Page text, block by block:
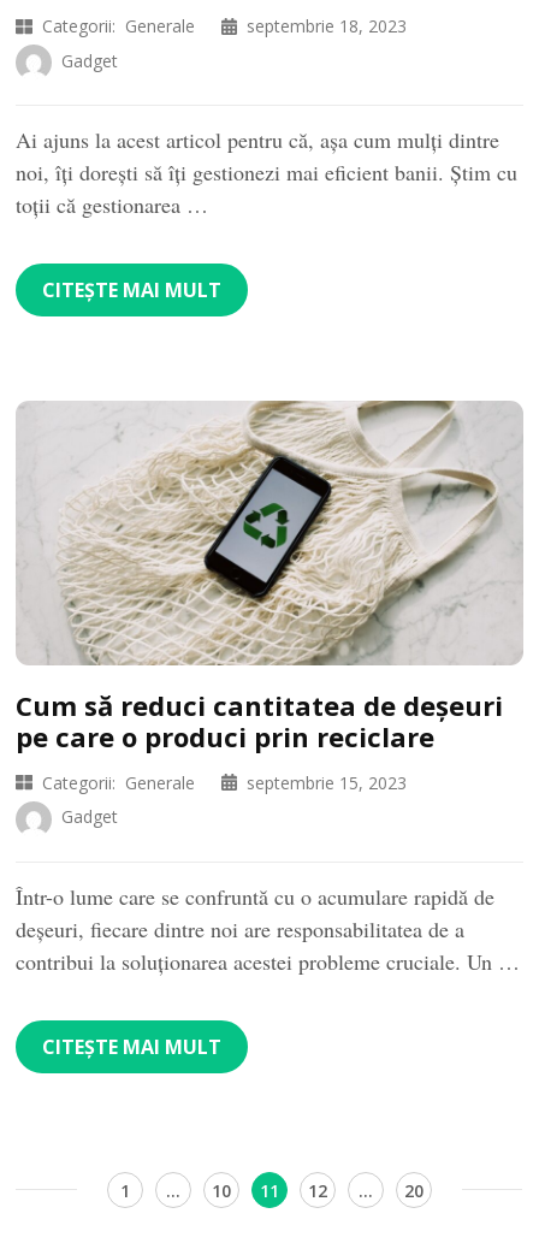
Categorii: Generale
septembrie 18, 2023
Gadget
Ai ajuns la acest articol pentru că, așa cum mulți dintre
noi, îți dorești să îți gestionezi mai eficient banii. Știm cu
toții că gestionarea …
CITEȘTE MAI MULT
Cum să reduci cantitatea de deșeuri
pe care o produci prin reciclare
Categorii: Generale
septembrie 15, 2023
Gadget
Într-o lume care se confruntă cu o acumulare rapidă de
deșeuri, fiecare dintre noi are responsabilitatea de a
contribui la soluționarea acestei probleme cruciale. Un …
CITEȘTE MAI MULT
Paginație
Pagină
1 … Pagină
10 Pagină
11 Pagină
12 … Pagină
20